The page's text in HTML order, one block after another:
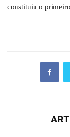
constituiu o